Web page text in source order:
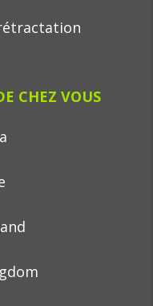
CHEZ VOUS